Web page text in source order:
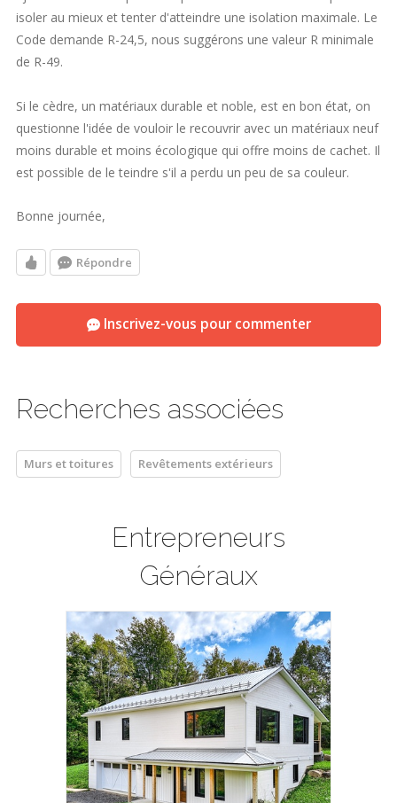
isoler au mieux et tenter d'atteindre une isolation maximale. Le
Code demande R-24,5, nous suggérons une valeur R minimale
de R-49.
Si le cèdre, un matériaux durable et noble, est en bon état, on
questionne l'idée de vouloir le recouvrir avec un matériaux neuf
moins durable et moins écologique qui offre moins de cachet. Il
est possible de le teindre s'il a perdu un peu de sa couleur.
Bonne journée,
Répondre
Inscrivez-vous pour commenter
Recherches associées
Murs et toitures Revêtements extérieurs
Entrepreneurs
Généraux